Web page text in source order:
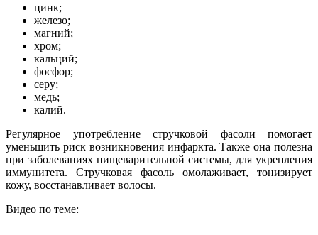
цинк;
железо;
магний;
хром;
кальций;
фосфор;
серу;
медь;
калий.
Регулярное употребление стручковой фасоли помогает
уменьшить риск возникновения инфаркта. Также она полезна
при заболеваниях пищеварительной системы, для укрепления
иммунитета. Стручковая фасоль омолаживает, тонизирует
кожу, восстанавливает волосы.
Видео по теме: